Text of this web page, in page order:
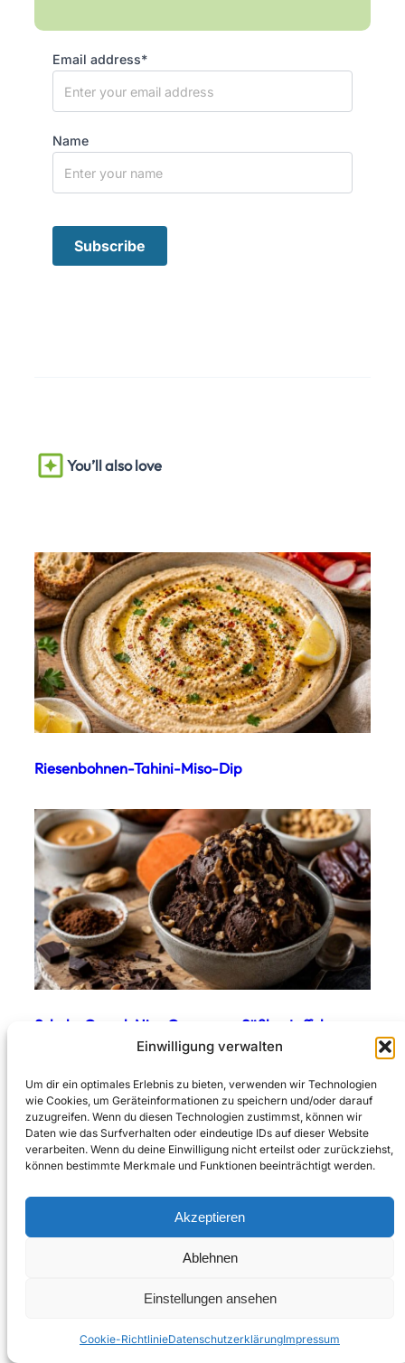
Einwilligung verwalten
Um dir ein optimales Erlebnis zu bieten, verwenden wir Technologien
wie Cookies, um Geräteinformationen zu speichern und/oder darauf
zuzugreifen. Wenn du diesen Technologien zustimmst, können wir
Daten wie das Surfverhalten oder eindeutige IDs auf dieser Website
verarbeiten. Wenn du deine Einwilligung nicht erteilst oder zurückziehst,
können bestimmte Merkmale und Funktionen beeinträchtigt werden.
Akzeptieren
Ablehnen
Einstellungen ansehen
Cookie-RichtlinieDatenschutzerklärungImpressum
Email address*
Name
You’ll also love
Riesenbohnen-Tahini-Miso-Dip
Schoko Crunch Nice Cream aus Süßkartoffel
Oliven & knusprigem Zitronen-Crunch